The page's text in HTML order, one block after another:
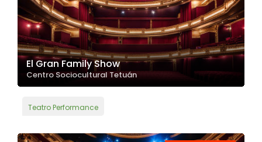
El Gran Family Show
Centro Sociocultural Tetuán
Teatro Performance